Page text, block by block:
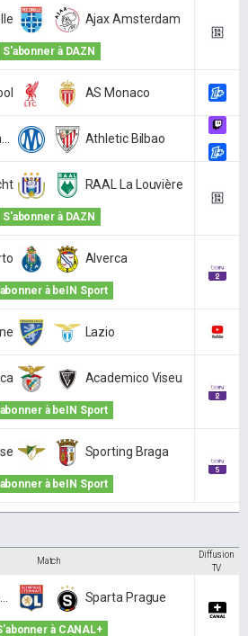
Ajax Amsterdam
S'abonner à DAZN
AS Monaco
Athletic Bilbao
RAAL La Louvière
S'abonner à DAZN
Alverca
à beIN Sport
Lazio
Academico Viseu
à beIN Sport
Sporting Braga
à beIN Sport
Match
Diffusion
TV
Sparta Prague
à CANAL+